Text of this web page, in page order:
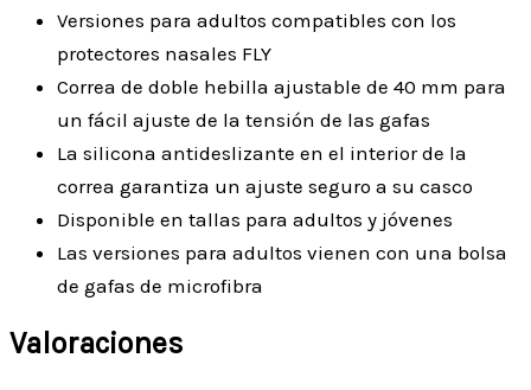
Versiones para adultos compatibles con los
protectores nasales FLY
Correa de doble hebilla ajustable de 40 mm para
un fácil ajuste de la tensión de las gafas
La silicona antideslizante en el interior de la
correa garantiza un ajuste seguro a su casco
Disponible en tallas para adultos y jóvenes
Las versiones para adultos vienen con una bolsa
de gafas de microfibra
Valoraciones